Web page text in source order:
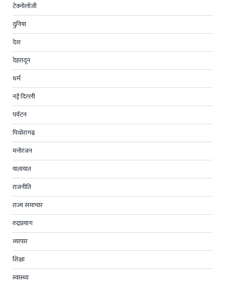
टेक्नोलॉजी
दुनिया
देश
देहरादून
धर्म
नई दिल्ली
पर्यटन
पिथोरागढ़
मनोरंजन
यातायात
राजनीति
राज्य समाचार
रुद्रप्रयाग
व्यापार
शिक्षा
स्वास्थ्य